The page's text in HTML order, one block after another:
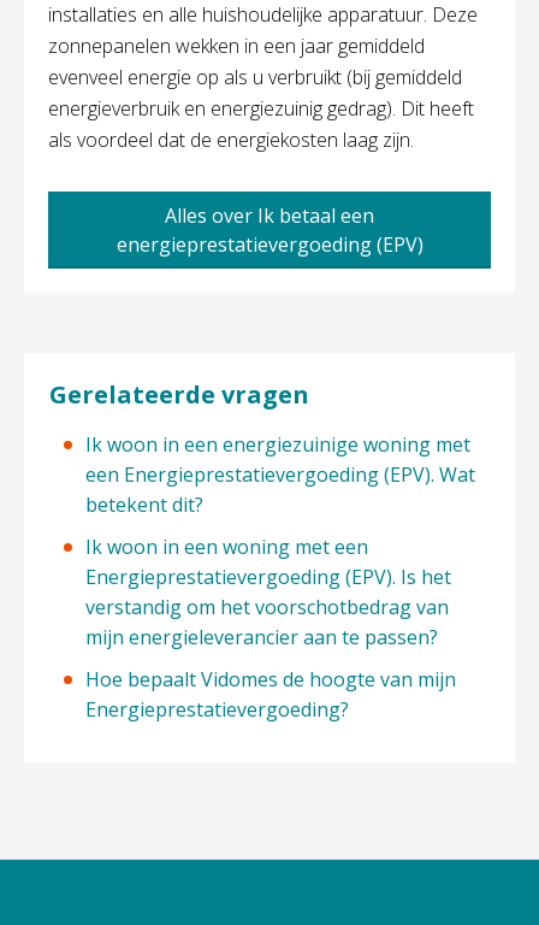
installaties en alle huishoudelijke apparatuur. Deze
zonnepanelen wekken in een jaar gemiddeld
evenveel energie op als u verbruikt (bij gemiddeld
energieverbruik en energiezuinig gedrag). Dit heeft
als voordeel dat de energiekosten laag zijn.
Alles over Ik betaal een
energieprestatievergoeding (EPV)
Gerelateerde vragen
Ik woon in een energiezuinige woning met
een Energieprestatievergoeding (EPV). Wat
betekent dit?
Ik woon in een woning met een
Energieprestatievergoeding (EPV). Is het
verstandig om het voorschotbedrag van
mijn energieleverancier aan te passen?
Hoe bepaalt Vidomes de hoogte van mijn
Energieprestatievergoeding?